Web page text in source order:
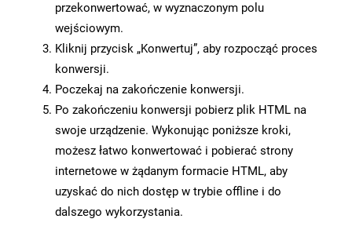
przekonwertować, w wyznaczonym polu
wejściowym.
Kliknij przycisk „Konwertuj”, aby rozpocząć proces
konwersji.
Poczekaj na zakończenie konwersji.
Po zakończeniu konwersji pobierz plik HTML na
swoje urządzenie. Wykonując poniższe kroki,
możesz łatwo konwertować i pobierać strony
internetowe w żądanym formacie HTML, aby
uzyskać do nich dostęp w trybie offline i do
dalszego wykorzystania.